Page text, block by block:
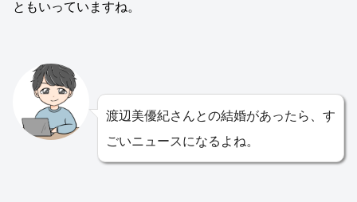
ともいっていますね。
渡辺美優紀さんとの結婚があったら、す
ごいニュースになるよね。